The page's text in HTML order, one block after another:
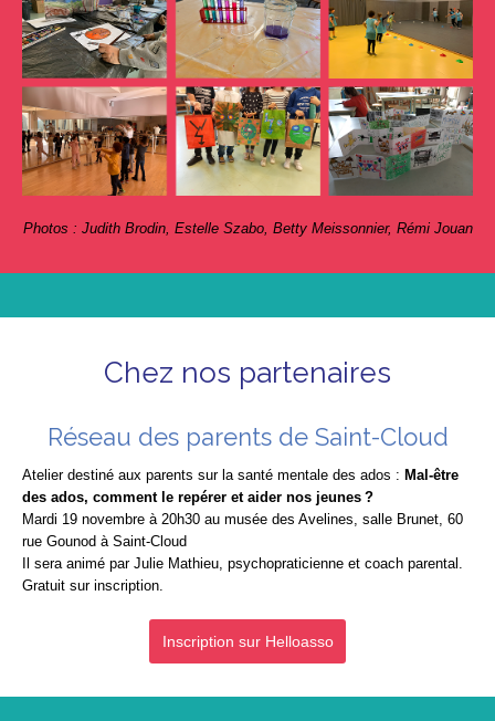
Photos : Judith Brodin, Estelle Szabo, Betty Meissonnier, Rémi Jouan
Chez nos partenaires
Réseau des parents de Saint-Cloud
Atelier destiné aux parents sur la santé mentale des ados : Mal-être
des ados, comment le repérer et aider nos jeunes ?
Mardi 19 novembre à 20h30 au musée des Avelines, salle Brunet, 60
rue Gounod à Saint-Cloud
Il sera animé par Julie Mathieu, psychopraticienne et coach parental.
Gratuit sur inscription.
Inscription sur Helloasso